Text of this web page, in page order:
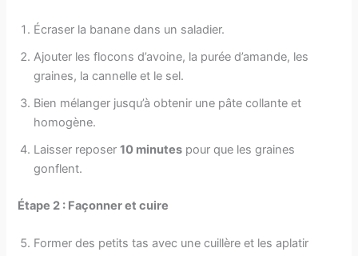
Écraser la banane dans un saladier.
Ajouter les flocons d’avoine, la purée d’amande, les
graines, la cannelle et le sel.
Bien mélanger jusqu’à obtenir une pâte collante et
homogène.
Laisser reposer10 minutes pour que les graines
gonflent.
Étape 2 : Façonner et cuire
Former des petits tas avec une cuillère et les aplatir